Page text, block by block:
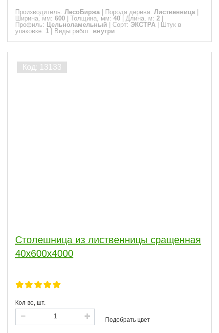
Производитель: ЛесоБиржа Порода дерева: Лиственница
Ширина, мм: 600 Толщина, мм: 40 Длина, м: 2
Профиль: Цельноламельный Сорт: ЭКСТРА
Штук в
упаковке: 1 Виды работ: внутри
Столешница из лиственницы сращенная
40х600х4000
Кол-во, шт.